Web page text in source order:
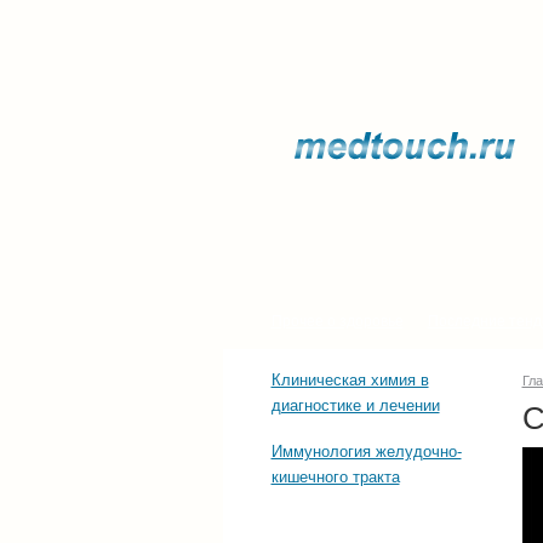
Клиническая химия в
диагностике и лечении
Иммунология желудочно-
кишечного тракта